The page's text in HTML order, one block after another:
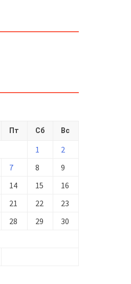
Пт Сб Вс
1
2
7 8
9
14 15
16
21 22
23
28 29
30